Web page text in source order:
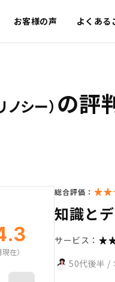
お客様の声 よくある
ノシー） の評
在）
総合評価：
知識と
サービス：
50代後半 /